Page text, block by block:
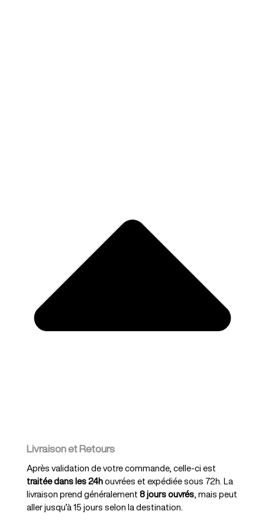
Livraison et Retours
Après validation de votre commande, celle-ci est
traitée dans les 24houvrées et expédiée sous 72h. La
livraison prend généralement8 jours ouvrés, mais peut
aller jusqu’à 15 jours selon la destination.